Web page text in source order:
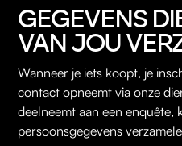
GEGEVENS
VAN JOU
Wanneer je iets koopt, je
contact opneemt via onze
deelneemt aan een enquête,
persoonsgegevens